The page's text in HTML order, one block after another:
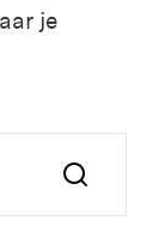
je